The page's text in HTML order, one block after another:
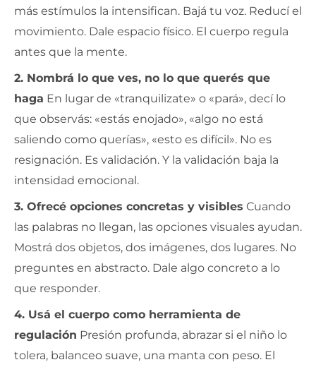
más estímulos la intensifican. Bajá tu voz. Reducí el
movimiento. Dale espacio físico. El cuerpo regula
antes que la mente.
2. Nombrá lo que ves, no lo que querés que
haga En lugar de «tranquilizate» o «pará», decí lo
que observás: «estás enojado», «algo no está
saliendo como querías», «esto es difícil». No es
resignación. Es validación. Y la validación baja la
intensidad emocional.
3. Ofrecé opciones concretas y visibles Cuando
las palabras no llegan, las opciones visuales ayudan.
Mostrá dos objetos, dos imágenes, dos lugares. No
preguntes en abstracto. Dale algo concreto a lo
que responder.
4. Usá el cuerpo como herramienta de
regulación Presión profunda, abrazar si el niño lo
tolera, balanceo suave, una manta con peso. El